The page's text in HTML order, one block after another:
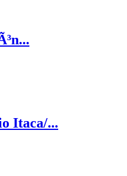
Itaca/...